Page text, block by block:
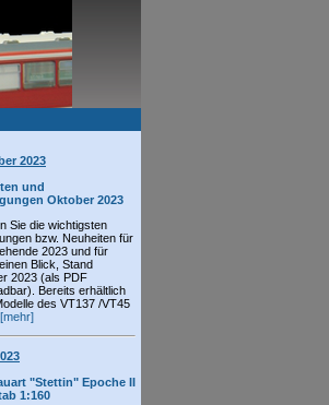
2023
und
Oktober 2023
Sie die wichtigsten
bzw. Neuheiten für
2023 und für
Blick, Stand
2023 (als PDF
Bereits erhältlich
des VT137 /VT45
[mehr]
"Stettin" Epoche II
1:160